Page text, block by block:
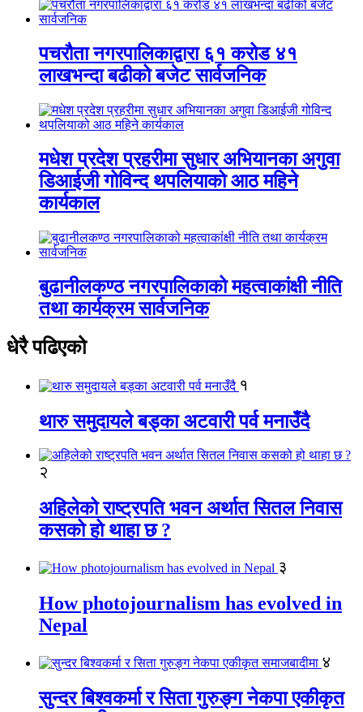
पचरौता नगरपालिकाद्वारा ६१ करोड ४१
लाखभन्दा बढीको बजेट सार्वजनिक
मधेश प्रदेश प्रहरीमा सुधार अभियानका अगुवा
डिआईजी गोविन्द थपलियाको आठ महिने
कार्यकाल
बुढानीलकण्ठ नगरपालिकाको महत्वाकांक्षी नीति
तथा कार्यक्रम सार्वजनिक
धेरै पढिएको
१
थारु समुदायले बड्का अटवारी पर्व मनाउँदै
२
अहिलेको राष्ट्रपति भवन अर्थात सितल निवास
कसको हो थाहा छ ?
३
How photojournalism has evolved in
Nepal
४
सुन्दर बिश्वकर्मा र सिता गुरुङ्ग नेकपा एकीकृत